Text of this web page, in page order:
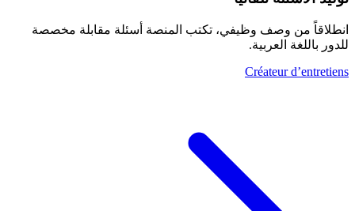
انطلاقاً من وصف وظيفي، تكتب المنصة أسئلة مقابلة مخصصة
للدور باللغة العربية.
Créateur d’entretiens